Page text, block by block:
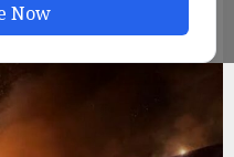
Now